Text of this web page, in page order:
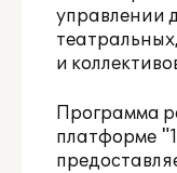
управлении
и
Программа
платформе